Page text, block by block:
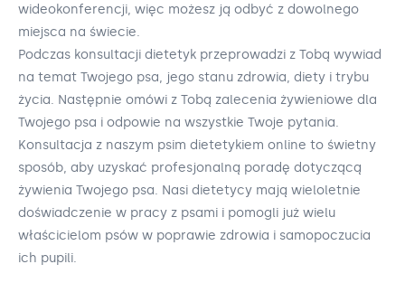
wideokonferencji, więc możesz ją odbyć z dowolnego
miejsca na świecie.
Podczas konsultacji dietetyk przeprowadzi z Tobą wywiad
na temat Twojego psa, jego stanu zdrowia, diety i trybu
życia. Następnie omówi z Tobą zalecenia żywieniowe dla
Twojego psa i odpowie na wszystkie Twoje pytania.
Konsultacja z naszym psim dietetykiem online to świetny
sposób, aby uzyskać profesjonalną poradę dotyczącą
żywienia Twojego psa. Nasi dietetycy mają wieloletnie
doświadczenie w pracy z psami i pomogli już wielu
właścicielom psów w poprawie zdrowia i samopoczucia
ich pupili.